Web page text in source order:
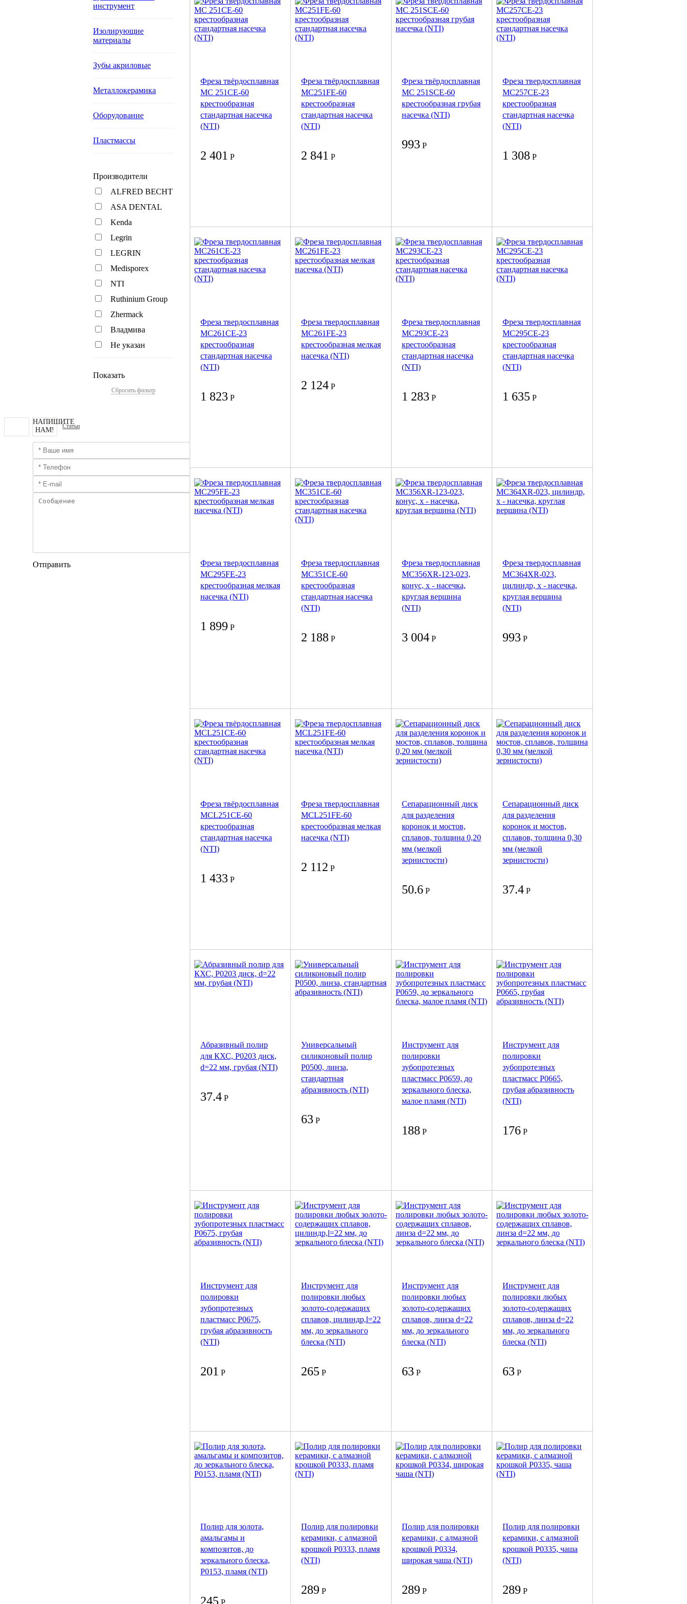
инструмент
Изолирующие
материалы
Зубы акриловые
Металлокерамика
Оборудование
Пластмассы
Производители
ALFRED BECHT
ASA DENTAL
Kenda
Legrin
LEGRIN
Medisporex
NTI
Ruthinium Group
Zhermack
Владмива
Не указан
Показать
Сбросить фильтр
Фреза твёрдосплавная
MC 251CE-60
крестообразная
стандартная насечка
(NTI)
2 401 Р
Фреза твёрдосплавная
MC251FE-60
крестообразная
стандартная насечка
(NTI)
2 841 Р
Фреза твёрдосплавная
MC 251SCE-60
крестообразная грубая
насечка (NTI)
993 Р
Фреза твердосплавная
MC257CE-23
крестообразная
стандартная насечка
(NTI)
1 308 Р
Фреза твердосплавная
MC261CE-23
крестообразная
стандартная насечка
(NTI)
1 823 Р
Фреза твердосплавная
MC261FE-23
крестообразная мелкая
насечка (NTI)
2 124 Р
Фреза твердосплавная
MC293CE-23
крестообразная
стандартная насечка
(NTI)
1 283 Р
Фреза твердосплавная
MC295CE-23
крестообразная
стандартная насечка
(NTI)
1 635 Р
Фреза твердосплавная
MC295FE-23
крестообразная мелкая
насечка (NTI)
1 899 Р
Фреза твердосплавная
MC351CE-60
крестообразная
стандартная насечка
(NTI)
2 188 Р
Фреза твердосплавная
MC356XR-123-023,
конус, x - насечка,
круглая вершина
(NTI)
3 004 Р
Фреза твердосплавная
MC364XR-023,
цилиндр, x - насечка,
круглая вершина
(NTI)
993 Р
Фреза твёрдосплавная
MCL251CE-60
крестообразная
стандартная насечка
(NTI)
1 433 Р
Фреза твердосплавная
MCL251FE-60
крестообразная мелкая
насечка (NTI)
2 112 Р
Сепарационный диск
для разделения
коронок и мостов,
сплавов, толщина 0,20
мм (мелкой
зернистости)
50.6 Р
Сепарационный диск
для разделения
коронок и мостов,
сплавов, толщина 0,30
мм (мелкой
зернистости)
37.4 Р
Абразивный полир
для КХС, Р0203 диск,
d=22 мм, грубая (NTI)
37.4 Р
Универсальный
силиконовый полир
Р0500, линза,
стандартная
абразивность (NTI)
63 Р
Инструмент для
полировки
зубопротезных
пластмасс P0659, до
зеркального блеска,
малое пламя (NTI)
188 Р
Инструмент для
полировки
зубопротезных
пластмасс P0665,
грубая абразивность
(NTI)
176 Р
Инструмент для
полировки
зубопротезных
пластмасс P0675,
грубая абразивность
(NTI)
201 Р
Инструмент для
полировки любых
золото-содержащих
сплавов, цилиндр,l=22
мм, до зеркального
блеска (NTI)
265 Р
Инструмент для
полировки любых
золото-содержащих
сплавов, линза d=22
мм, до зеркального
блеска (NTI)
63 Р
Инструмент для
полировки любых
золото-содержащих
сплавов, линза d=22
мм, до зеркального
блеска (NTI)
63 Р
Полир для золота,
амальгамы и
композитов, до
зеркального блеска,
P0153, пламя (NTI)
245 Р
Полир для полировки
керамики, с алмазной
крошкой P0333, пламя
(NTI)
289 Р
Полир для полировки
керамики, с алмазной
крошкой P0334,
широкая чаша (NTI)
289 Р
Полир для полировки
керамики, с алмазной
крошкой P0335, чаша
(NTI)
289 Р
НАПИШИТЕ
НАМ!
Отправить
Статьи